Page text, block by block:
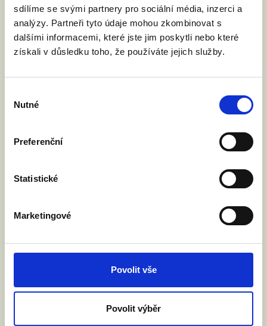
sdílíme se svými partnery pro sociální média, inzerci a
analýzy. Partneři tyto údaje mohou zkombinovat s
dalšími informacemi, které jste jim poskytli nebo které
získali v důsledku toho, že používáte jejich služby.
souhlasu
Nutné
Preferenční
Statistické
Marketingové
Povolit vše
Povolit výběr
Kde žijete?(město, PSČ):